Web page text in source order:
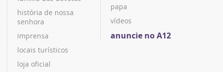
história de nossa
senhora
imprensa
locais turísticos
loja oficial
papa
vídeos
anuncie no A12